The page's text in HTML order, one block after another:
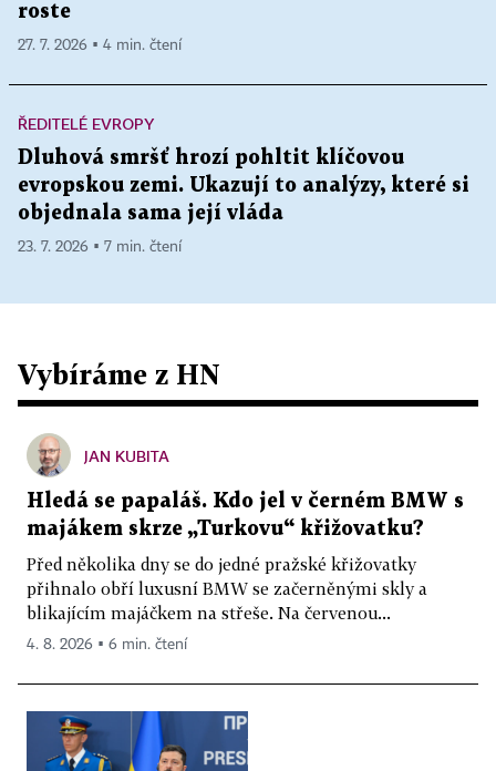
roste
27. 7. 2026 ▪ 4 min. čtení
ŘEDITELÉ EVROPY
Dluhová smršť hrozí pohltit klíčovou
evropskou zemi. Ukazují to analýzy, které si
objednala sama její vláda
23. 7. 2026 ▪ 7 min. čtení
Vybíráme z HN
JAN KUBITA
Hledá se papaláš. Kdo jel v černém BMW s
majákem skrze „Turkovu“ křižovatku?
Před několika dny se do jedné pražské křižovatky
přihnalo obří luxusní BMW se začerněnými skly a
blikajícím majáčkem na střeše. Na červenou...
4. 8. 2026 ▪ 6 min. čtení